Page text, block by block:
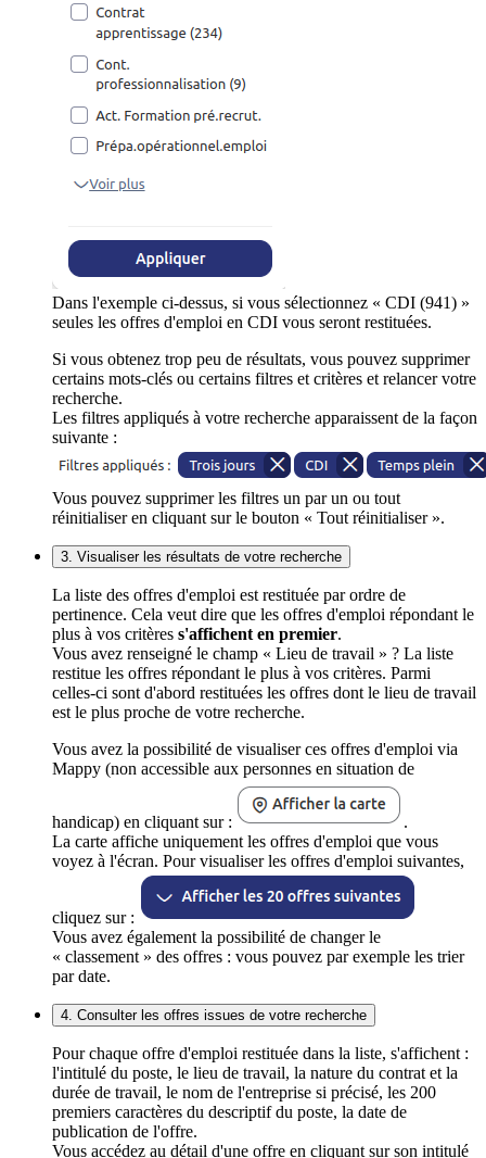
Dans l'exemple ci-dessus, si vous sélectionnez « CDI (941) »
seules les offres d'emploi en CDI vous seront restituées.
Si vous obtenez trop peu de résultats, vous pouvez supprimer
certains mots-clés ou certains filtres et critères et relancer votre
recherche.
Les filtres appliqués à votre recherche apparaissent de la façon
suivante :
Vous pouvez supprimer les filtres un par un ou tout
réinitialiser en cliquant sur le bouton « Tout réinitialiser ».
3. Visualiser les résultats de votre recherche
La liste des offres d'emploi est restituée par ordre de
pertinence. Cela veut dire que les offres d'emploi répondant le
plus à vos critères s'affichent en premier.
Vous avez renseigné le champ « Lieu de travail » ? La liste
restitue les offres répondant le plus à vos critères. Parmi
celles-ci sont d'abord restituées les offres dont le lieu de travail
est le plus proche de votre recherche.
Vous avez la possibilité de visualiser ces offres d'emploi via
Mappy (non accessible aux personnes en situation de
handicap) en cliquant sur :
.
La carte affiche uniquement les offres d'emploi que vous
voyez à l'écran. Pour visualiser les offres d'emploi suivantes,
cliquez sur :
Vous avez également la possibilité de changer le
« classement » des offres : vous pouvez par exemple les trier
par date.
4. Consulter les offres issues de votre recherche
Pour chaque offre d'emploi restituée dans la liste, s'affichent :
l'intitulé du poste, le lieu de travail, la nature du contrat et la
durée de travail, le nom de l'entreprise si précisé, les 200
premiers caractères du descriptif du poste, la date de
publication de l'offre.
Vous accédez au détail d'une offre en cliquant sur son intitulé